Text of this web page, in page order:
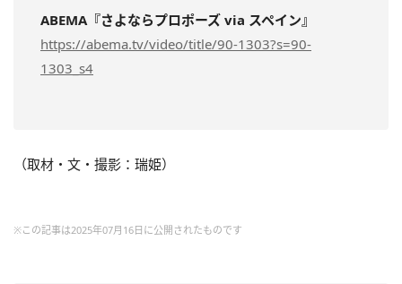
ABEMA『さよならプロポーズ via スペイン』
https://abema.tv/video/title/90-1303?s=90-
1303_s4
（取材・文・撮影：瑞姫）
※この記事は2025年07月16日に公開されたものです